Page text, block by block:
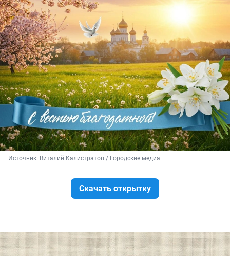
Источник: Виталий Калистратов / Городские медиа
Скачать открытку